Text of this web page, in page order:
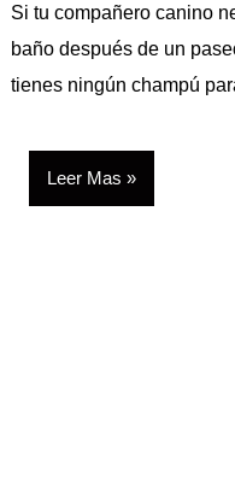
Si tu compañero canino
baño después de un
tienes ningún champú
Leer Mas